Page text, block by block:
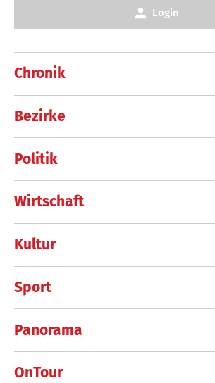
Chronik
Bezirke
Politik
Wirtschaft
Kultur
Sport
Panorama
OnTour
Login